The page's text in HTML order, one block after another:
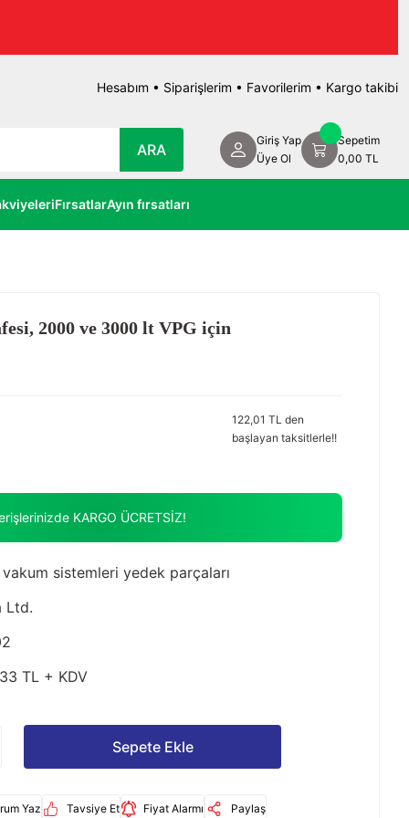
Hesabım • Siparişlerim • Favorilerim • Kargo takibi
ARA
Giriş Yap
Üye Ol
Sepetim
0,00 TL
FırsatlarAyın fırsatları
2000 ve 3000 lt VPG için
122,01 TL den
başlayan taksitlerle!!
KARGO ÜCRETSİZ!
vakum sistemleri yedek parçaları
Ltd.
TL + KDV
Sepete Ekle
Yaz Tavsiye Et Fiyat Alarmı Paylaş